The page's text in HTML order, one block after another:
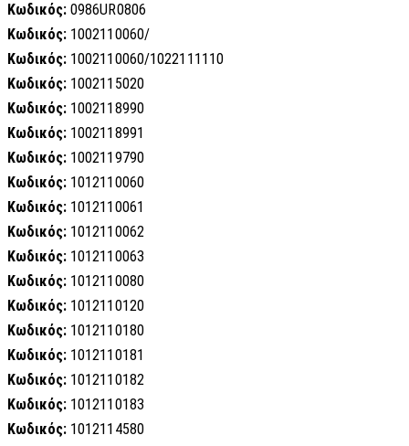
Κωδικός: 0986UR0806
Κωδικός: 1002110060/
Κωδικός: 1002110060/1022111110
Κωδικός: 1002115020
Κωδικός: 1002118990
Κωδικός: 1002118991
Κωδικός: 1002119790
Κωδικός: 1012110060
Κωδικός: 1012110061
Κωδικός: 1012110062
Κωδικός: 1012110063
Κωδικός: 1012110080
Κωδικός: 1012110120
Κωδικός: 1012110180
Κωδικός: 1012110181
Κωδικός: 1012110182
Κωδικός: 1012110183
Κωδικός: 1012114580